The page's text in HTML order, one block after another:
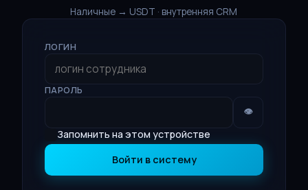
Наличные → USDT · внутренняя CRM
ЛОГИН
ПАРОЛЬ
👁
Запомнить на этом устройстве
Войти в систему